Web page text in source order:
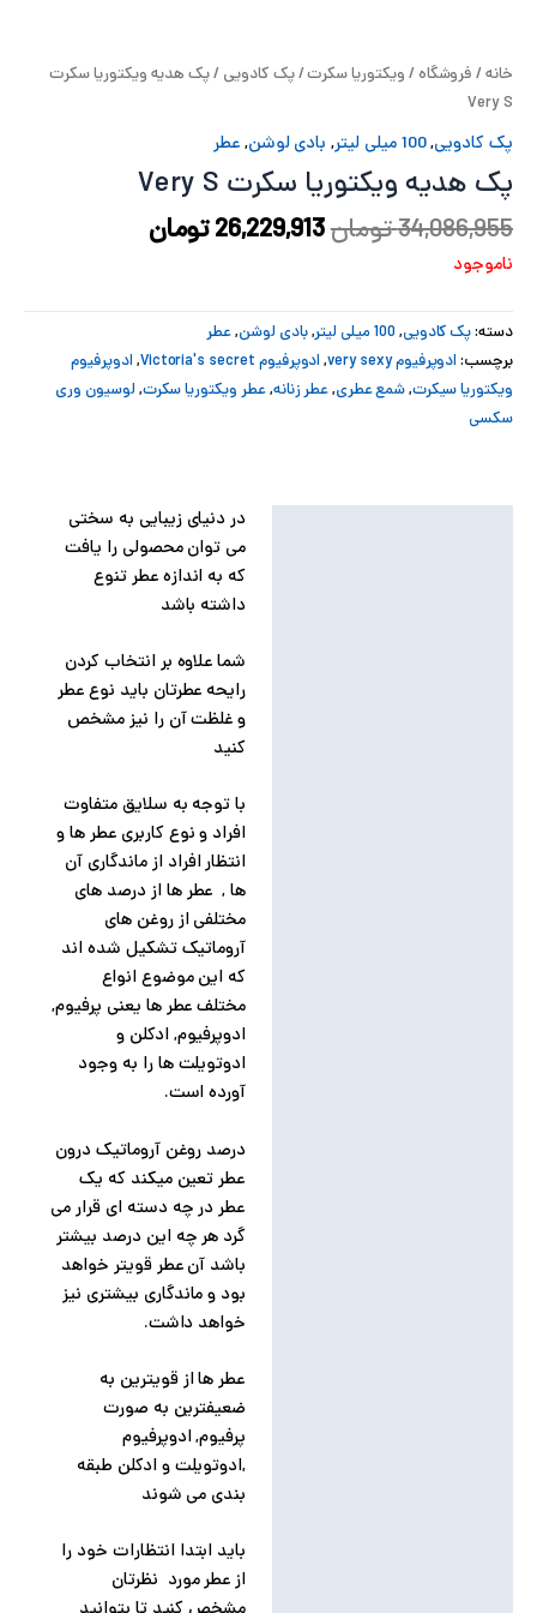
خانه/فروشگاه/ویکتوریا سکرت/پک کادویی/ پک هدیه ویکتوریا سکرت
Very S
پک کادویی,100 میلی لیتر , بادی لوشن,عطر
پک هدیه ویکتوریا سکرت Very S
34,086,955تومان26,229,913تومان
ناموجود
دسته:پک کادویی,100 میلی لیتر ,بادی لوشن,عطر
برچسب:ادوپرفیوم very sexy ,ادوپرفیوم Victoria's secret ,ادوپرفیوم
ویکتوریا سیکرت,شمع عطری,عطر زنانه,عطر ویکتوریا سکرت,لوسیون وری
سکسی
در دنیای زیبایی به سختی
می توان محصولی را یافت
که به اندازه عطر تنوع
داشته باشد
شما علاوه بر انتخاب کردن
رایحه عطرتان باید نوع عطر
و غلظت آن را نیز مشخص
کنید
با توجه به سلایق متفاوت
افراد و نوع کاربری عطر ها و
انتظار افراد از ماندگاری آن
ها , عطر ها از درصد های
مختلفی از روغن های
آروماتیک تشکیل شده اند
که این موضوع انواع
مختلف عطر ها یعنی پرفیوم,
ادوپرفیوم, ادکلن و
ادوتویلت ها را به وجود
آورده است.
درصد روغن آروماتیک درون
عطر تعین میکند که یک
عطر در چه دسته ای قرار می
گرد هر چه این درصد بیشتر
باشد آن عطر قویتر خواهد
بود و ماندگاری بیشتری نیز
خواهد داشت.
عطر ها از قویترین به
ضعیفترین به صورت
پرفیوم, ادوپرفیوم
,ادوتویلت و ادکلن طبقه
بندی می شوند
باید ابتدا انتظارات خود را
از عطر مورد نظرتان